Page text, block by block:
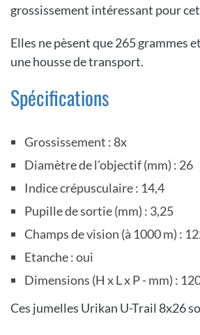
grossissement intéressant pour
Elles ne pèsent que 265 grammes
une housse de transport.
Spécifications
Grossissement : 8x
Diamètre de l'objectif (mm) : 26
Indice crépusculaire : 14,4
Pupille de sortie (mm) : 3,25
Champs de vision (à 1000 m) :
Etanche : oui
Dimensions (H x L x P - mm) :
Ces jumelles Urikan U-Trail 8x26